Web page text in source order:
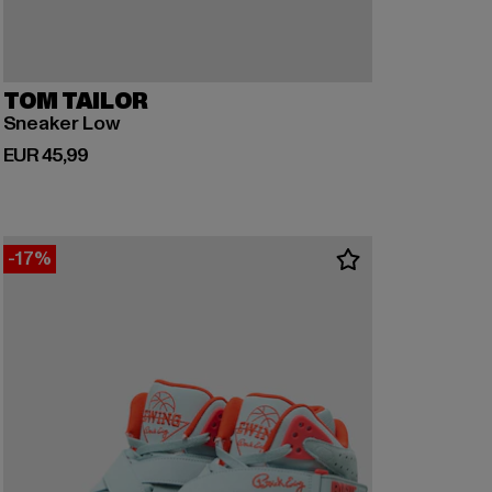
TOM TAILOR
Sneaker Low
EUR 45,99
Derzeitiger Preis: EUR 45,99
-17%